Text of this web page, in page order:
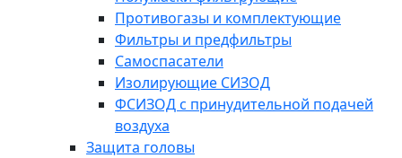
Противогазы и комплектующие
Фильтры и предфильтры
Самоспасатели
Изолирующие СИЗОД
ФСИЗОД с принудительной подачей
воздуха
Защита головы